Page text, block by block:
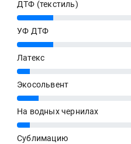
ДТФ (текстиль)
20%
УФ ДТФ
20%
Латекс
7%
Экосольвент
12%
На водных чернилах
7%
Сублимацию